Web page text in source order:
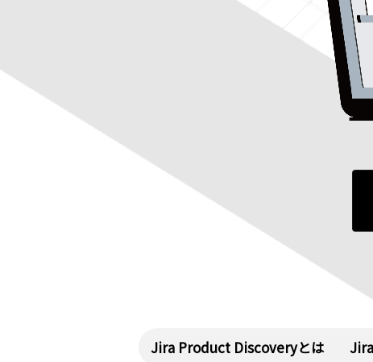
Jira Product Discoveryとは